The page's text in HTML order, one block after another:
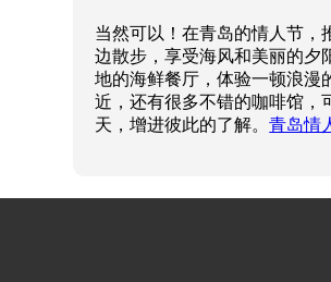
当然可以！在青岛的情人节，
边散步，享受海风和美丽的夕
地的海鲜餐厅，体验一顿浪漫
近，还有很多不错的咖啡馆，
天，增进彼此的了解。青岛情